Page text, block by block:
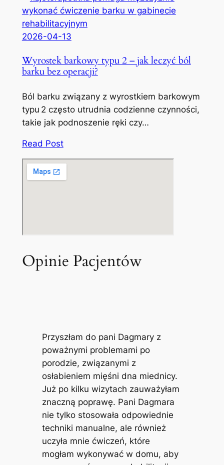
2026-04-13
Wyrostek barkowy typu 2 – jak leczyć ból
barku bez operacji?
Ból barku związany z wyrostkiem barkowym
typu 2 często utrudnia codzienne czynności,
takie jak podnoszenie ręki czy…
Read Post
Opinie Pacjentów
Przyszłam do pani Dagmary z
poważnymi problemami po
porodzie, związanymi z
osłabieniem mięśni dna miednicy.
Już po kilku wizytach zauważyłam
znaczną poprawę. Pani Dagmara
nie tylko stosowała odpowiednie
techniki manualne, ale również
uczyła mnie ćwiczeń, które
mogłam wykonywać w domu, aby